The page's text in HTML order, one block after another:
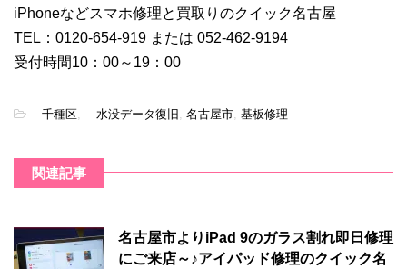
iPhoneなどスマホ修理と買取りのクイック名古屋
TEL：0120-654-919 または 052-462-9194
受付時間10：00～19：00
- 千種区 水没データ復旧 名古屋市 基板修理
関連記事
名古屋市よりiPad 9のガラス割れ即日修理
にご来店～♪アイパッド修理のクイック名